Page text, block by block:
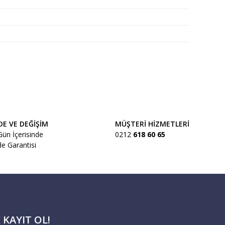
bir gün sonra Borusan Lojistik veya
VE DEĞİŞİM
İçerisinde
Garantisi
MÜŞTERİ HİZMETLERİ
0212 618 60 65
KAYIT OL!